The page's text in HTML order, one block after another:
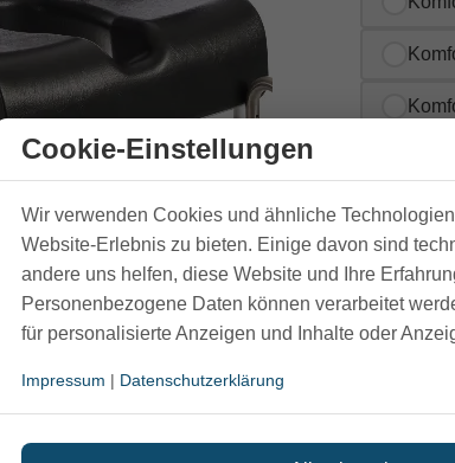
Bitte
Cookie-Einstellungen
Wir verwenden Cookies und ähnliche
Website-Erlebnis zu bieten. Einige davon sind
andere uns helfen, diese Website und Ihre
Personenbezogene Daten können verarbeitet
für personalisierte Anzeigen und Inhalte oder
Impressum | Datenschutzerklärung